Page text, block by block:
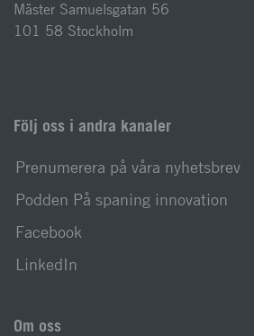
Mäster Samuelsgatan 56
101 58 Stockholm
Följ oss i andra kanaler
Prenumerera på våra nyhetsbrev
Podden På spaning innovation
Facebook
LinkedIn
Om oss